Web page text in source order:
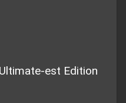
est Edition